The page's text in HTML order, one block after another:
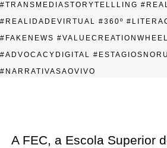
#TRANSMEDIASTORYTELLLING
#REALIDADEVIRTUAL #360º
#FAKENEWS
#ADVOCACYDIGITAL
#NARRATIVASAOVIVO
A FEC, a Escola Superior